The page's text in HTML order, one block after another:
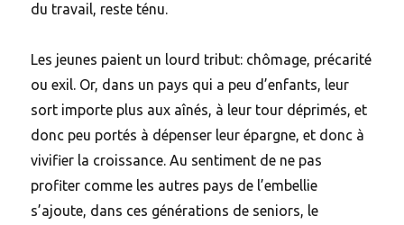
du travail, reste ténu.
Les jeunes paient un lourd tribut: chômage, précarité
ou exil. Or, dans un pays qui a peu d’enfants, leur
sort importe plus aux aînés, à leur tour déprimés, et
donc peu portés à dépenser leur épargne, et donc à
vivifier la croissance. Au sentiment de ne pas
profiter comme les autres pays de l’embellie
s’ajoute, dans ces générations de seniors, le